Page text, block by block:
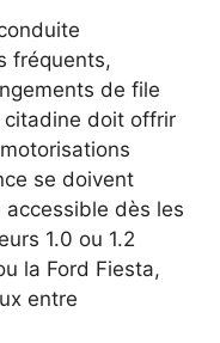
fréquents,
de file
citadine doit offrir
se doivent
accessible dès les
1.0 ou 1.2
la Ford Fiesta,
entre